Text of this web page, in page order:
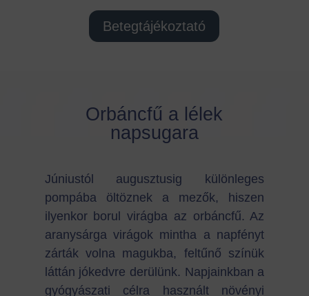
Betegtájékoztató
Orbáncfű a lélek
napsugara
Júniustól augusztusig különleges
pompába öltöznek a mezők, hiszen
ilyenkor borul virágba az orbáncfű. Az
aranysárga virágok mintha a napfényt
zárták volna magukba, feltűnő színük
láttán jókedvre derülünk. Napjainkban a
gyógyászati célra használt növényi